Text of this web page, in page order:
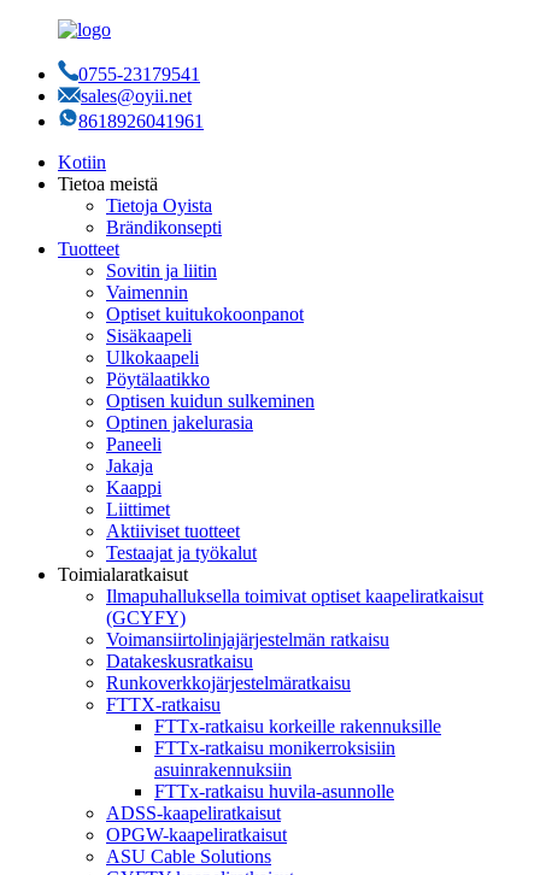
0755-23179541
sales@oyii.net
8618926041961
Kotiin
Tietoa meistä
Tietoja Oyista
Brändikonsepti
Tuotteet
Sovitin ja liitin
Vaimennin
Optiset kuitukokoonpanot
Sisäkaapeli
Ulkokaapeli
Pöytälaatikko
Optisen kuidun sulkeminen
Optinen jakelurasia
Paneeli
Jakaja
Kaappi
Liittimet
Aktiiviset tuotteet
Testaajat ja työkalut
Toimialaratkaisut
Ilmapuhalluksella toimivat optiset kaapeliratkaisut
(GCYFY)
Voimansiirtolinjajärjestelmän ratkaisu
Datakeskusratkaisu
Runkoverkkojärjestelmäratkaisu
FTTX-ratkaisu
FTTx-ratkaisu korkeille rakennuksille
FTTx-ratkaisu monikerroksisiin
asuinrakennuksiin
FTTx-ratkaisu huvila-asunnolle
ADSS-kaapeliratkaisut
OPGW-kaapeliratkaisut
ASU Cable Solutions